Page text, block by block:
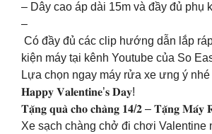
– Dây cao áp dài 15m và đầy đủ phụ
–
Có đầy đủ các clip hướng dẫn lắp
kiện máy tại kênh Youtube của So
Lựa chọn ngay máy rửa xe ưng ý nhé
𝐇𝐚𝐩𝐩𝐲 𝐕𝐚𝐥𝐞𝐧𝐭𝐢𝐧𝐞’𝐬 𝐃𝐚𝐲!
𝐓𝐚̣̆𝐧𝐠 𝐪𝐮𝐚̀ 𝐜𝐡𝐨 𝐜𝐡𝐚̀𝐧𝐠 𝟏𝟒/𝟐 – 𝐓𝐚̣̆𝐧𝐠 𝐌𝐚́𝐲
Xe sạch chàng chở đi chơi Valentine